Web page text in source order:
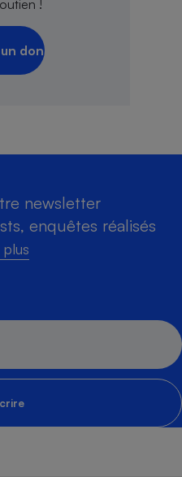
!
don
newsletter
enquêtes réalisés